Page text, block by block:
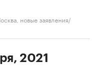
новые заявления/
2021